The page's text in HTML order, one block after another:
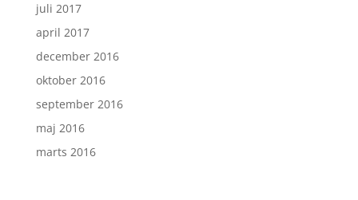
juli 2017
april 2017
december 2016
oktober 2016
september 2016
maj 2016
marts 2016